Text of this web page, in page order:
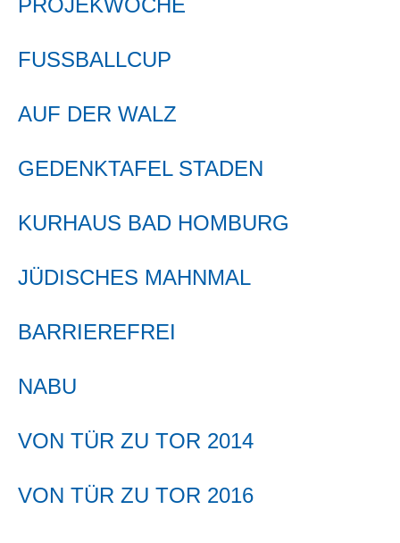
PROJEKWOCHE
FUSSBALLCUP
AUF DER WALZ
GEDENKTAFEL STADEN
KURHAUS BAD HOMBURG
JÜDISCHES MAHNMAL
BARRIEREFREI
NABU
VON TÜR ZU TOR 2014
VON TÜR ZU TOR 2016